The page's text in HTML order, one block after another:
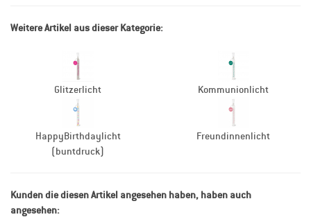
Weitere Artikel aus dieser Kategorie:
Glitzerlicht Kommunionlicht
HappyBirthdaylicht
(buntdruck)
Freundinnenlicht
Kunden die diesen Artikel angesehen haben, haben auch
angesehen: